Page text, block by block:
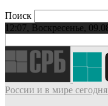
Поиск
12:07, Воскресенье,
России и в мире